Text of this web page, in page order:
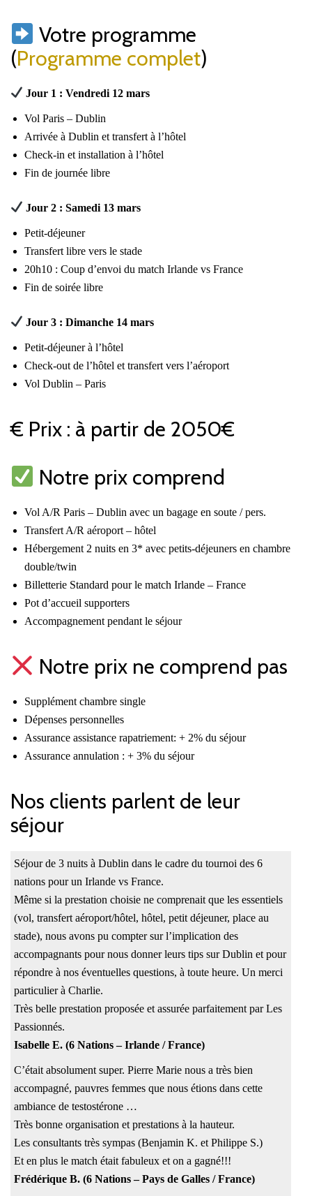
Votre programme
(Programme complet)
Jour 1 : Vendredi 12 mars
Vol Paris – Dublin
Arrivée à Dublin et transfert à l’hôtel
Check-in et installation à l’hôtel
Fin de journée libre
Jour 2 : Samedi 13 mars
Petit-déjeuner
Transfert libre vers le stade
20h10 : Coup d’envoi du match Irlande vs France
Fin de soirée libre
Jour 3 : Dimanche 14 mars
Petit-déjeuner à l’hôtel
Check-out de l’hôtel et transfert vers l’aéroport
Vol Dublin – Paris
€ Prix : à partir de 2050€
Notre prix comprend
Vol A/R Paris – Dublin avec un bagage en soute / pers.
Transfert A/R aéroport – hôtel
Hébergement 2 nuits en 3* avec petits-déjeuners en chambre
double/twin
Billetterie Standard pour le match Irlande – France
Pot d’accueil supporters
Accompagnement pendant le séjour
Notre prix ne comprend pas
Supplément chambre single
Dépenses personnelles
Assurance assistance rapatriement: + 2% du séjour
Assurance annulation : + 3% du séjour
Nos clients parlent de leur
séjour
Séjour de 3 nuits à Dublin dans le cadre du tournoi des 6
nations pour un Irlande vs France.
Même si la prestation choisie ne comprenait que les essentiels
(vol, transfert aéroport/hôtel, hôtel, petit déjeuner, place au
stade), nous avons pu compter sur l’implication des
accompagnants pour nous donner leurs tips sur Dublin et pour
répondre à nos éventuelles questions, à toute heure. Un merci
particulier à Charlie.
Très belle prestation proposée et assurée parfaitement par Les
Passionnés.
Isabelle E. (6 Nations – Irlande / France)
C’était absolument super. Pierre Marie nous a très bien
accompagné, pauvres femmes que nous étions dans cette
ambiance de testostérone …
Très bonne organisation et prestations à la hauteur.
Les consultants très sympas (Benjamin K. et Philippe S.)
Et en plus le match était fabuleux et on a gagné!!!
Frédérique B. (6 Nations – Pays de Galles / France)